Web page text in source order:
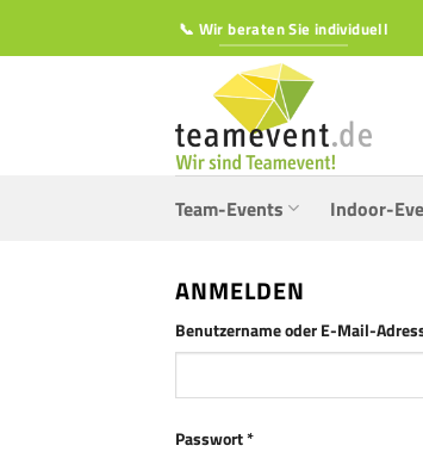
📞 Wir beraten Sie individuell
Team-Events Indoor-
ANMELDEN
Benutzername oder E-Mail-
Passwort*Erforderlich